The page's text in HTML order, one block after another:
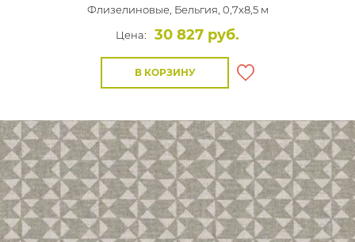
Флизелиновые, Бельгия, 0,7x8,5 м
Цена:
30 827 руб.
В КОРЗИНУ